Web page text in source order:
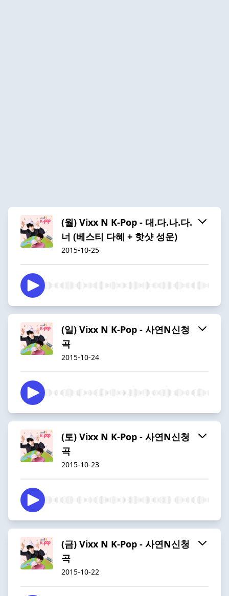
(월) Vixx N K-Pop - 대.다.나.다.
너 (베스티 다혜 + 핫샷 성운)
2015-10-25
(일) Vixx N K-Pop - 사연N신청
곡
2015-10-24
(토) Vixx N K-Pop - 사연N신청
곡
2015-10-23
(금) Vixx N K-Pop - 사연N신청
곡
2015-10-22